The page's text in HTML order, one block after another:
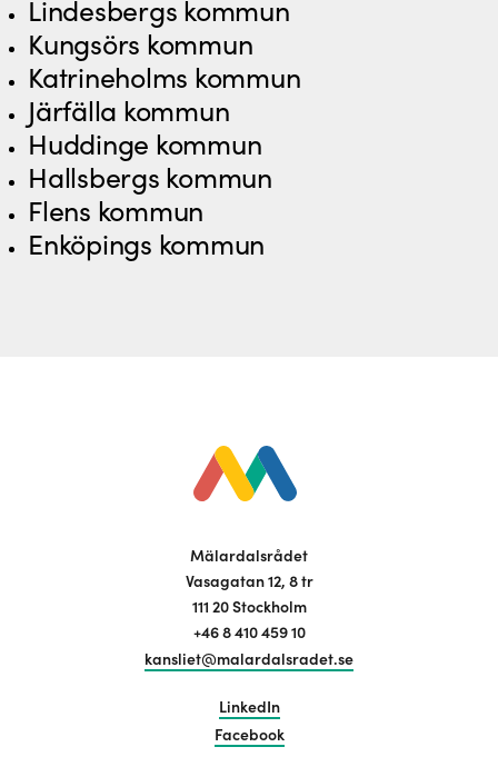
Lindesbergs kommun
Kungsörs kommun
Katrineholms kommun
Järfälla kommun
Huddinge kommun
Hallsbergs kommun
Flens kommun
Enköpings kommun
Mälardalsrådet
Vasagatan 12, 8 tr
111 20 Stockholm
+46 8 410 459 10
kansliet@malardalsradet.se
LinkedIn
Facebook